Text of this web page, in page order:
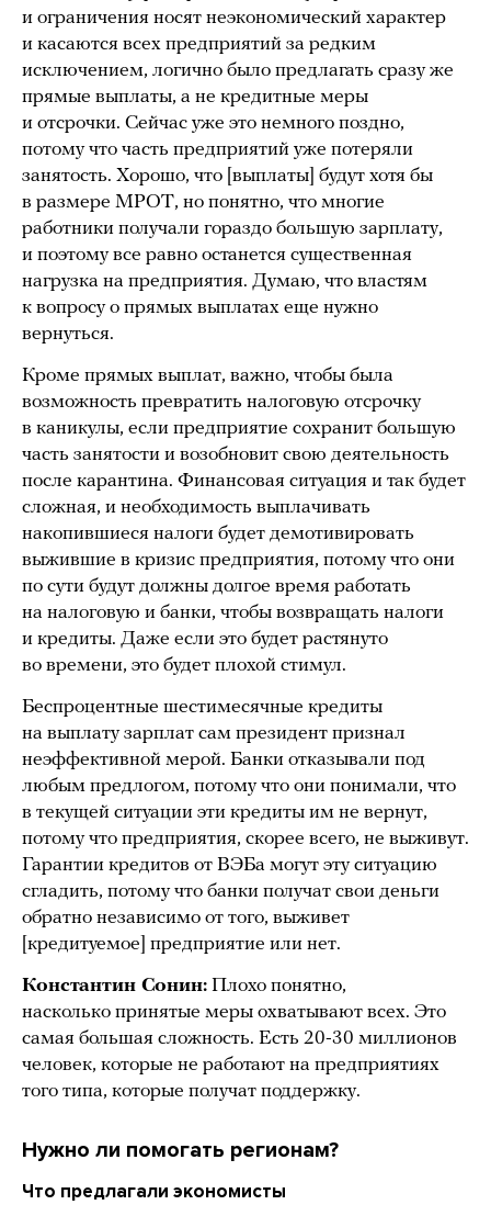
и ограничения носят неэкономический характер
и касаются всех предприятий за редким
исключением, логично было предлагать сразу же
прямые выплаты, а не кредитные меры
и отсрочки. Сейчас уже это немного поздно,
потому что часть предприятий уже потеряли
занятость. Хорошо, что [выплаты] будут хотя бы
в размере МРОТ, но понятно, что многие
работники получали гораздо большую зарплату,
и поэтому все равно останется существенная
нагрузка на предприятия. Думаю, что властям
к вопросу о прямых выплатах еще нужно
вернуться.
Кроме прямых выплат, важно, чтобы была
возможность превратить налоговую отсрочку
в каникулы, если предприятие сохранит большую
часть занятости и возобновит свою деятельность
после карантина. Финансовая ситуация и так будет
сложная, и необходимость выплачивать
накопившиеся налоги будет демотивировать
выжившие в кризис предприятия, потому что они
по сути будут должны долгое время работать
на налоговую и банки, чтобы возвращать налоги
и кредиты. Даже если это будет растянуто
во времени, это будет плохой стимул.
Беспроцентные шестимесячные кредиты
на выплату зарплат сам президент признал
неэффективной мерой. Банки отказывали под
любым предлогом, потому что они понимали, что
в текущей ситуации эти кредиты им не вернут,
потому что предприятия, скорее всего, не выживут.
Гарантии кредитов от ВЭБа могут эту ситуацию
сгладить, потому что банки получат свои деньги
обратно независимо от того, выживет
[кредитуемое] предприятие или нет.
Константин Сонин: Плохо понятно,
насколько принятые меры охватывают всех. Это
самая большая сложность. Есть 20-30 миллионов
человек, которые не работают на предприятиях
того типа, которые получат поддержку.
Нужно ли помогать регионам?
Что предлагали экономисты